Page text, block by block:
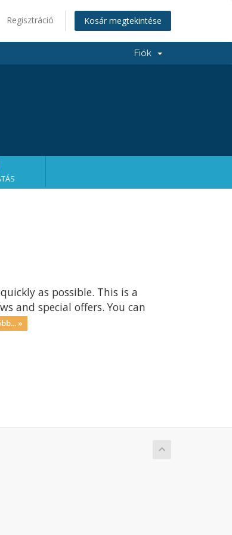
Regisztráció Kosár megtekintése
Fiók
as possible. This is a
and special offers. You can
»